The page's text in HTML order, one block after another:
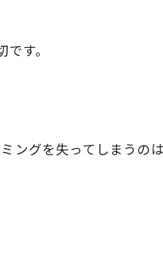
す。
ングを失ってしまうの